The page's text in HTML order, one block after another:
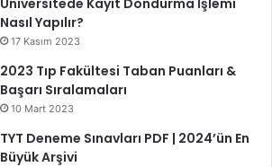
Nasıl Yapılır?
17 Kasım 2023
2023 Tıp Fakültesi Taban Puanları &
Başarı Sıralamaları
10 Mart 2023
TYT Deneme Sınavları PDF | 2024’ün En
Büyük Arşivi